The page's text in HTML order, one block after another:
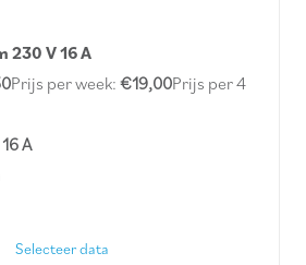
230 V 16 A
Prijs per week: €19,00Prijs per 4
A
Selecteer data